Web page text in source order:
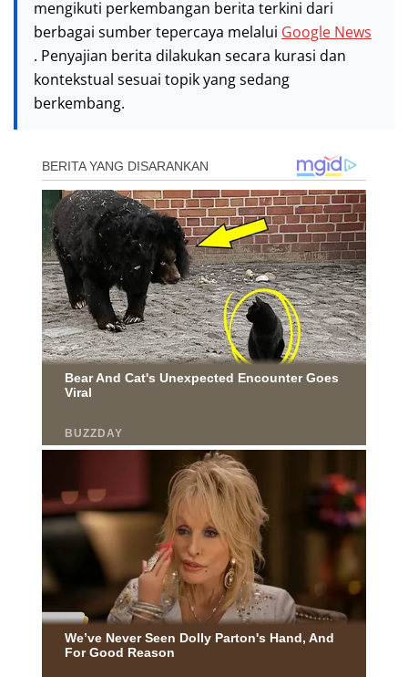
mengikuti perkembangan berita terkini dari
berbagai sumber tepercaya melalui Google News
. Penyajian berita dilakukan secara kurasi dan
kontekstual sesuai topik yang sedang
berkembang.